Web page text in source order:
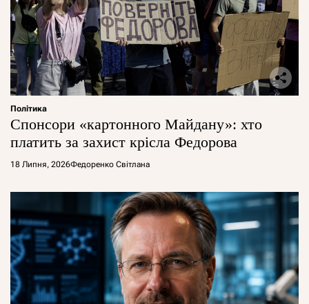
Політика
Спонсори «картонного Майдану»: хто
платить за захист крісла Федорова
18 Липня, 2026Федоренко Світлана